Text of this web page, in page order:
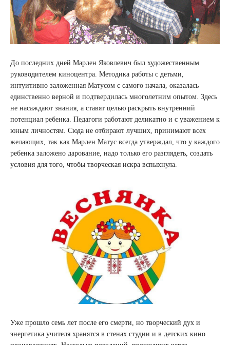
До последних дней Марлен Яковлевич был художественным
руководителем киноцентра. Методика работы с детьми,
интуитивно заложенная Матусом с самого начала, оказалась
единственно верной и подтвердилась многолетним опытом. Здесь
не насаждают знания, а ставят целью раскрыть внутренний
потенциал ребенка. Педагоги работают деликатно и с уважением к
юным личностям. Сюда не отбирают лучших, принимают всех
желающих, так как Марлен Матус всегда утверждал, что у каждого
ребенка заложено дарование, надо только его разглядеть, создать
условия для того, чтобы творческая искра вспыхнула.
Уже прошло семь лет после его смерти, но творческий дух и
энергетика учителя хранятся в стенах студии и в детских кино